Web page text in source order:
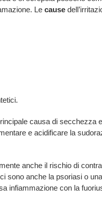
Le cause
causa di secchezza
e acidificare la
anche il rischio di
sono anche la psoriasi o
infiammazione con la